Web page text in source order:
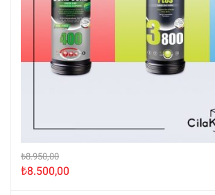
₺8.950,00
₺8.500,00